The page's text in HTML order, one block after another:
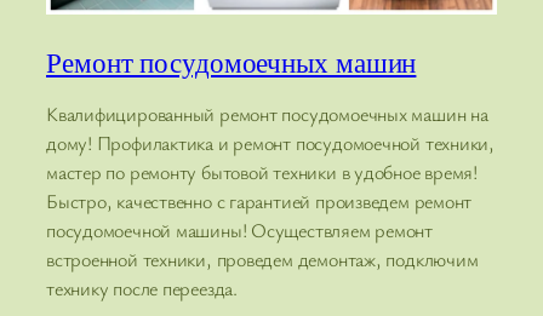
Ремонт посудомоечных машин
Квалифицированный ремонт посудомоечных машин на
дому! Профилактика и ремонт посудомоечной техники,
мастер по ремонту бытовой техники в удобное время!
Быстро, качественно с гарантией произведем ремонт
посудомоечной машины! Осуществляем ремонт
встроенной техники, проведем демонтаж, подключим
технику после переезда.